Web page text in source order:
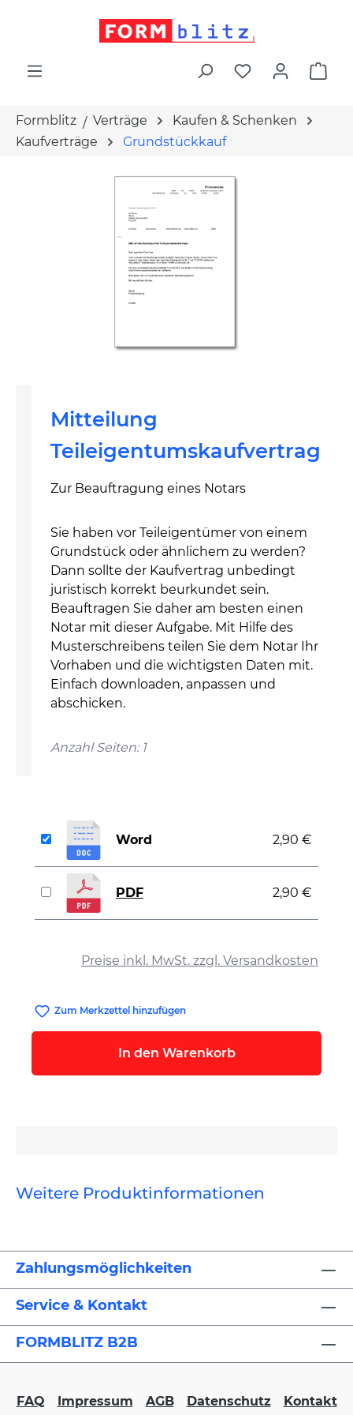
Formblitz Verträge
Kaufen & Schenken
Kaufverträge
Grundstückkauf
Mitteilung
Teileigentumskaufvertrag
Zur Beauftragung eines Notars
Sie haben vor Teileigentümer von einem
Grundstück oder ähnlichem zu werden?
Dann sollte der Kaufvertrag unbedingt
juristisch korrekt beurkundet sein.
Beauftragen Sie daher am besten einen
Notar mit dieser Aufgabe. Mit Hilfe des
Musterschreibens teilen Sie dem Notar Ihr
Vorhaben und die wichtigsten Daten mit.
Einfach downloaden, anpassen und
abschicken.
Anzahl Seiten: 1
Preise inkl. MwSt. zzgl. Versandkosten
Word 2,90 €
PDF 2,90 €
Zum Merkzettel hinzufügen
In den Warenkorb
Weitere Produktinformationen
Zahlungsmöglichkeiten
Service & Kontakt
FORMBLITZ B2B
FAQ Impressum AGB Datenschutz Kontakt